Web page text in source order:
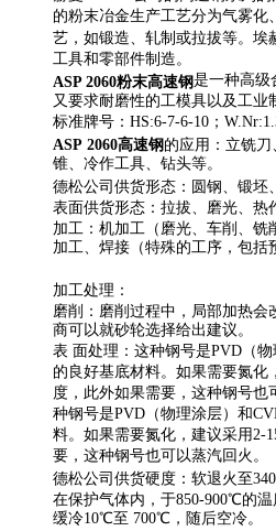
的粉末冶金生产工艺分为气雾
艺，如锻造、轧制或拉拔等。埃
工具和零部件制造。
ASP 2060粉末高速钢是一种高级
又要求耐磨性的工模具以及工业
标准牌号：HS:6-7-6-10；
ASP 2060高速钢 的应用：立铣
锥、冷作工具、钻头等。
德松公司供货形态：圆钢、锻坯
表面供货形态：拉拔、磨光、热
加工：机加工（磨光、车削、
加工、焊接（特殊的工序，包括
加工处理：
磨削：磨削过程中，局部加热
商可以就砂轮选择给出建议。
表 面处理：这种钢号是PVD（物
的良好基底材料。如果需要氮化
度，此外如果需要，这种钢号
种钢号是PVD（物理涂层）和
料。如果需要氮化，建议采用2-
要，这种钢号也可以蒸汽回火。
德松公司供货硬度：软退火至
在保护气体内，于850-900℃的
缓冷10℃至 700℃，随后空冷。